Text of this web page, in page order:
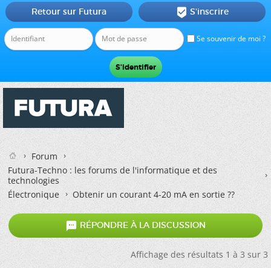
Se souvenir de moi ?
Retour sur Futura  S'inscrire
Forum
Futura-Techno : les forums de l'informatique et des
technologies
Électronique
Obtenir un courant 4-20 mA en sortie ??
 RÉPONDRE À LA DISCUSSION
Affichage des résultats 1 à 3 sur 3